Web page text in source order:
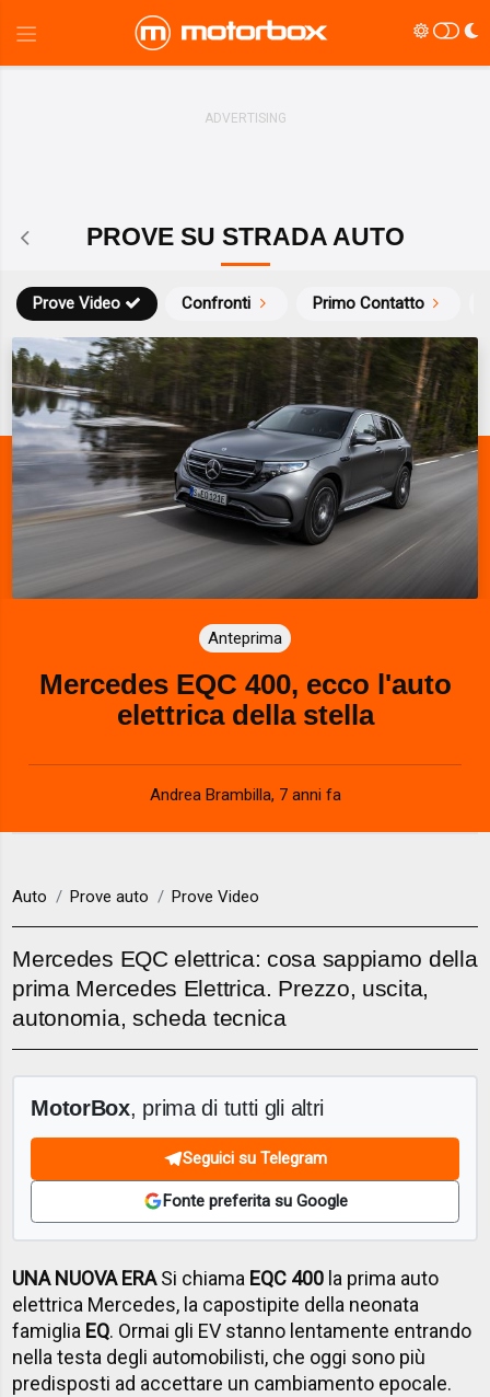
PROVE SU STRADA AUTO
Prove Video Confronti Primo Contatto
Anteprima
Mercedes EQC 400, ecco l'auto
elettrica della stella
Andrea Brambilla, 7 anni fa
Auto Prove auto Prove Video
Mercedes EQC elettrica: cosa sappiamo della
prima Mercedes Elettrica. Prezzo, uscita,
autonomia, scheda tecnica
MotorBox, prima di tutti gli altri
Seguici su Telegram
Fonte preferita su Google
UNA NUOVA ERASi chiama EQC 400 la prima auto
elettrica Mercedes, la capostipite della neonata
famiglia EQ. Ormai gli EV stanno lentamente entrando
nella testa degli automobilisti, che oggi sono più
predisposti ad accettare un cambiamento epocale.